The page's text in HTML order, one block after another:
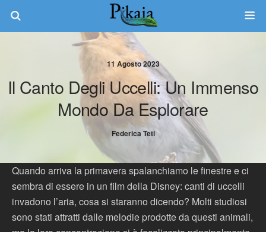
11 Agosto 2023
Il Canto Degli Uccelli: Un Immenso
Mondo Da Esplorare
Federica Teti
Quando arriva la primavera spalanchiamo le finestre e ci
sembra di essere in un film della Disney: canti di uccelli
invadono l’aria, cosa si staranno dicendo? Molti studiosi
sono stati attratti dalle melodie prodotte da questi animali,